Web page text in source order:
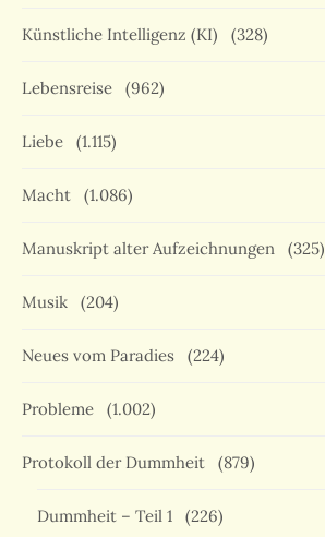
Künstliche Intelligenz (KI) (328)
Lebensreise (962)
Liebe (1.115)
Macht (1.086)
Manuskript alter Aufzeichnungen (325)
Musik (204)
Neues vom Paradies (224)
Probleme (1.002)
Protokoll der Dummheit (879)
Dummheit – Teil 1 (226)